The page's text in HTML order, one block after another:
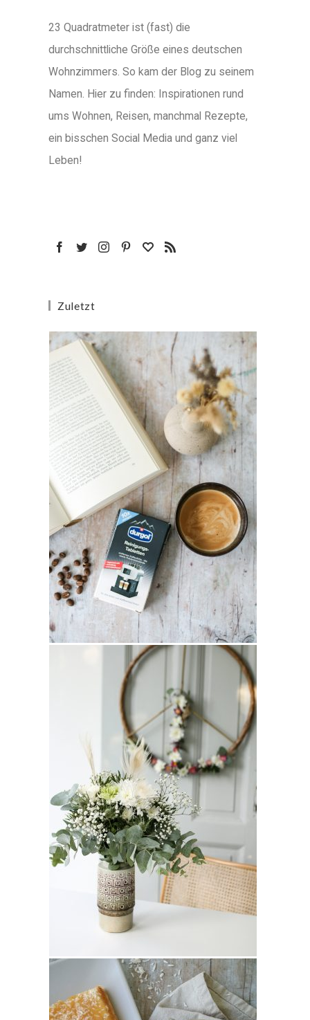
23 Quadratmeter ist (fast) die
durchschnittliche Größe eines deutschen
Wohnzimmers. So kam der Blog zu seinem
Namen. Hier zu finden: Inspirationen rund
ums Wohnen, Reisen, manchmal Rezepte,
ein bisschen Social Media und ganz viel
Leben!
Zuletzt